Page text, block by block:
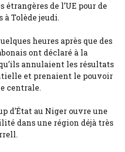
de l’UE pour de
à Tolède jeudi.
heures après que des
ont déclaré à la
annulaient les résultats
et prenaient le pouvoir
centrale.
d’État au Niger ouvre une
dans une région déjà très